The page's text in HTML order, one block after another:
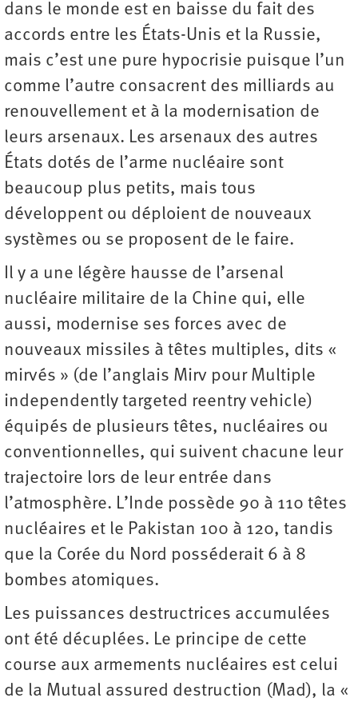
dans le monde est en baisse du fait des
accords entre les États-Unis et la Russie,
mais c’est une pure hypocrisie puisque l’un
comme l’autre consacrent des milliards au
renouvellement et à la modernisation de
leurs arsenaux. Les arsenaux des autres
États dotés de l’arme nucléaire sont
beaucoup plus petits, mais tous
développent ou déploient de nouveaux
systèmes ou se proposent de le faire.
Il y a une légère hausse de l’arsenal
nucléaire militaire de la Chine qui, elle
aussi, modernise ses forces avec de
nouveaux missiles à têtes multiples, dits «
mirvés » (de l’anglais Mirv pour Multiple
independently targeted reentry vehicle)
équipés de plusieurs têtes, nucléaires ou
conventionnelles, qui suivent chacune leur
trajectoire lors de leur entrée dans
l’atmosphère. L’Inde possède 90 à 110 têtes
nucléaires et le Pakistan 100 à 120, tandis
que la Corée du Nord posséderait 6 à 8
bombes atomiques.
Les puissances destructrices accumulées
ont été décuplées. Le principe de cette
course aux armements nucléaires est celui
de la Mutual assured destruction (Mad), la «